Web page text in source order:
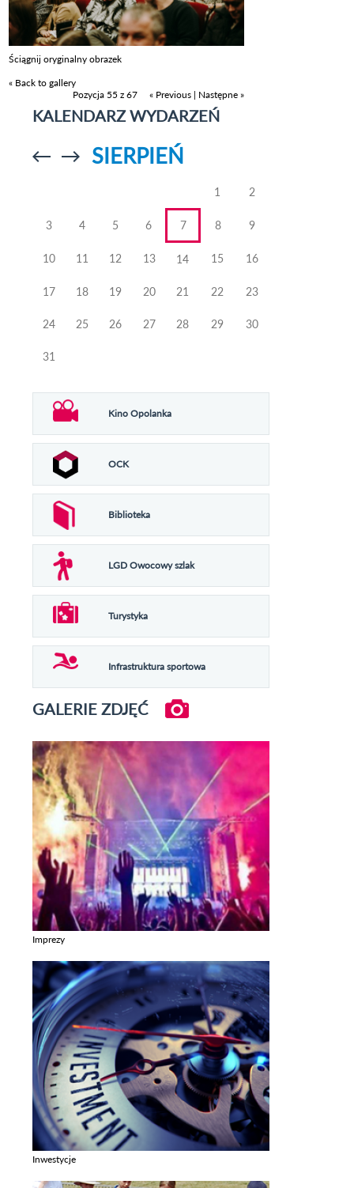
Ściągnij oryginalny obrazek
« Back to gallery
Pozycja 55 z 67
« Previous | Następne »
KALENDARZ WYDARZEŃ
Przejdź doPrzejdź do
SIERPIEŃ
1 2
3 4 5 6 7 8 9
10 11 12 13 14 15 16
17 18 19 20 21 22 23
24 25 26 27 28 29 30
31
Kino Opolanka
OCK
Biblioteka
LGD Owocowy szlak
Turystyka
Infrastruktura sportowa
GALERIE ZDJĘĆ
Imprezy
Inwestycje